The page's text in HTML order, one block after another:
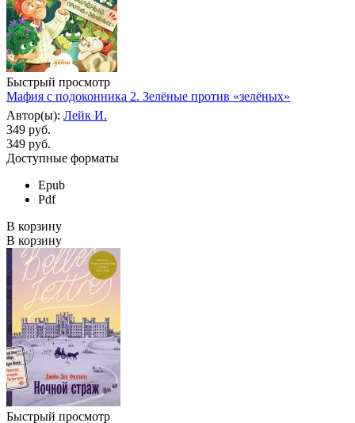
Быстрый просмотр
Мафия с подоконника 2. Зелёные против «зелёных»
Автор(ы): Лейк И.
349 руб.
349 руб.
Доступные форматы
Epub
Pdf
В корзину
В корзину
Быстрый просмотр